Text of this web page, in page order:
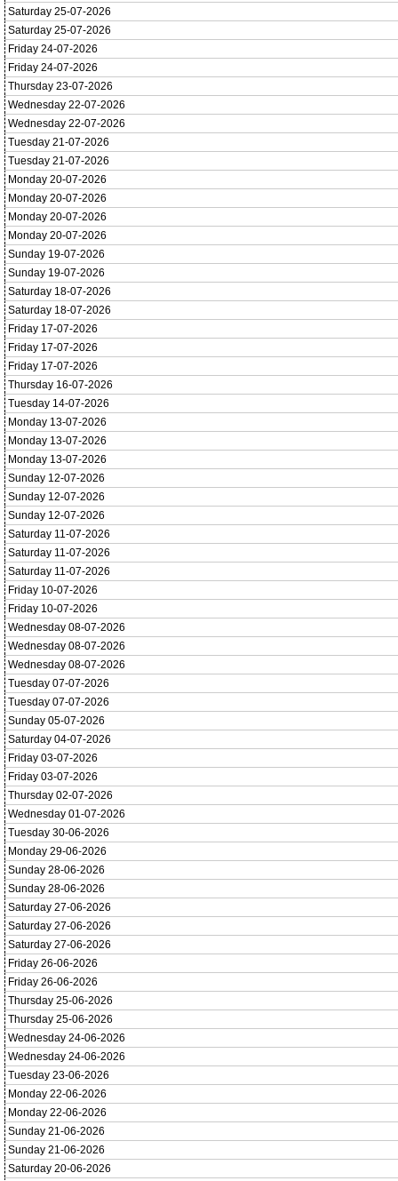
Saturday 25-07-2026
Saturday 25-07-2026
Friday 24-07-2026
Friday 24-07-2026
Thursday 23-07-2026
Wednesday 22-07-2026
Wednesday 22-07-2026
Tuesday 21-07-2026
Tuesday 21-07-2026
Monday 20-07-2026
Monday 20-07-2026
Monday 20-07-2026
Monday 20-07-2026
Sunday 19-07-2026
Sunday 19-07-2026
Saturday 18-07-2026
Saturday 18-07-2026
Friday 17-07-2026
Friday 17-07-2026
Friday 17-07-2026
Thursday 16-07-2026
Tuesday 14-07-2026
Monday 13-07-2026
Monday 13-07-2026
Monday 13-07-2026
Sunday 12-07-2026
Sunday 12-07-2026
Sunday 12-07-2026
Saturday 11-07-2026
Saturday 11-07-2026
Saturday 11-07-2026
Friday 10-07-2026
Friday 10-07-2026
Wednesday 08-07-2026
Wednesday 08-07-2026
Wednesday 08-07-2026
Tuesday 07-07-2026
Tuesday 07-07-2026
Sunday 05-07-2026
Saturday 04-07-2026
Friday 03-07-2026
Friday 03-07-2026
Thursday 02-07-2026
Wednesday 01-07-2026
Tuesday 30-06-2026
Monday 29-06-2026
Sunday 28-06-2026
Sunday 28-06-2026
Saturday 27-06-2026
Saturday 27-06-2026
Saturday 27-06-2026
Friday 26-06-2026
Friday 26-06-2026
Thursday 25-06-2026
Thursday 25-06-2026
Wednesday 24-06-2026
Wednesday 24-06-2026
Tuesday 23-06-2026
Monday 22-06-2026
Monday 22-06-2026
Sunday 21-06-2026
Sunday 21-06-2026
Saturday 20-06-2026